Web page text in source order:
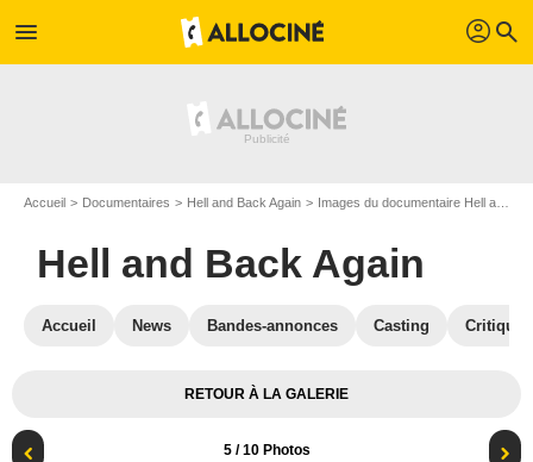
menu profil search
Accueil Documentaires Hell and Back Again Images du documentaire Hell and Back Again
Hell and Back Again
Accueil News Bandes-annonces Casting
RETOUR À LA GALERIE
5/ 10 Photos